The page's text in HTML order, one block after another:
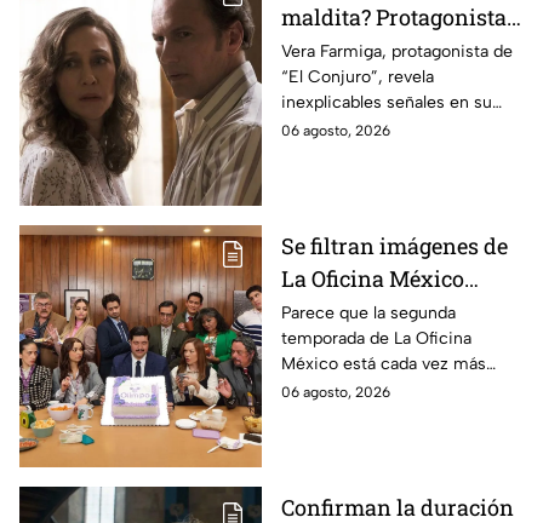
maldita? Protagonista
revela INQUIETANTES
señales en su cuerpo
durante la grabación de
la película
Vera Farmiga, protagonista de
“El Conjuro”, revela
inexplicables señales en su
cuerpo durante el rodaje de la
06 agosto, 2026
Se filtran imágenes de
La Oficina México
temporada 2 y un
detalle desata teorías
entre los fans
Parece que la segunda
temporada de La Oficina
México está cada vez más
cerca, pues el elenco ya se
06 agosto, 2026
Confirman la duración